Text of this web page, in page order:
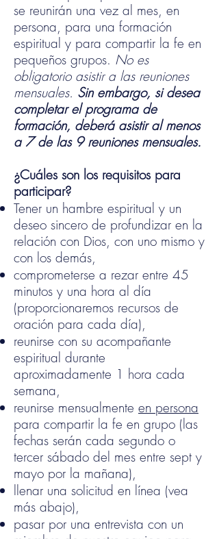
se reunirán una vez al mes, en
persona, para una formación
espiritual y para compartir la fe en
pequeños grupos. No es
obligatorio asistir a las reuniones
mensuales. Sin embargo, si desea
completar el programa de
formación, deberá asistir al menos
a 7 de las 9 reuniones mensuales.
¿Cuáles son los requisitos para
participar?
Tener un hambre espiritual y un
deseo sincero de profundizar en la
relación con Dios, con uno mismo y
con los demás,
comprometerse a rezar entre 45
minutos y una hora al día
(proporcionaremos recursos de
oración para cada día),
reunirse con su acompañante
espiritual durante
aproximadamente 1 hora cada
semana,
reunirse mensualmente en persona
para compartir la fe en grupo (las
fechas serán cada segundo o
tercer sábado del mes entre sept y
mayo por la mañana),
llenar una solicitud en línea (vea
más abajo),
pasar por una entrevista con un